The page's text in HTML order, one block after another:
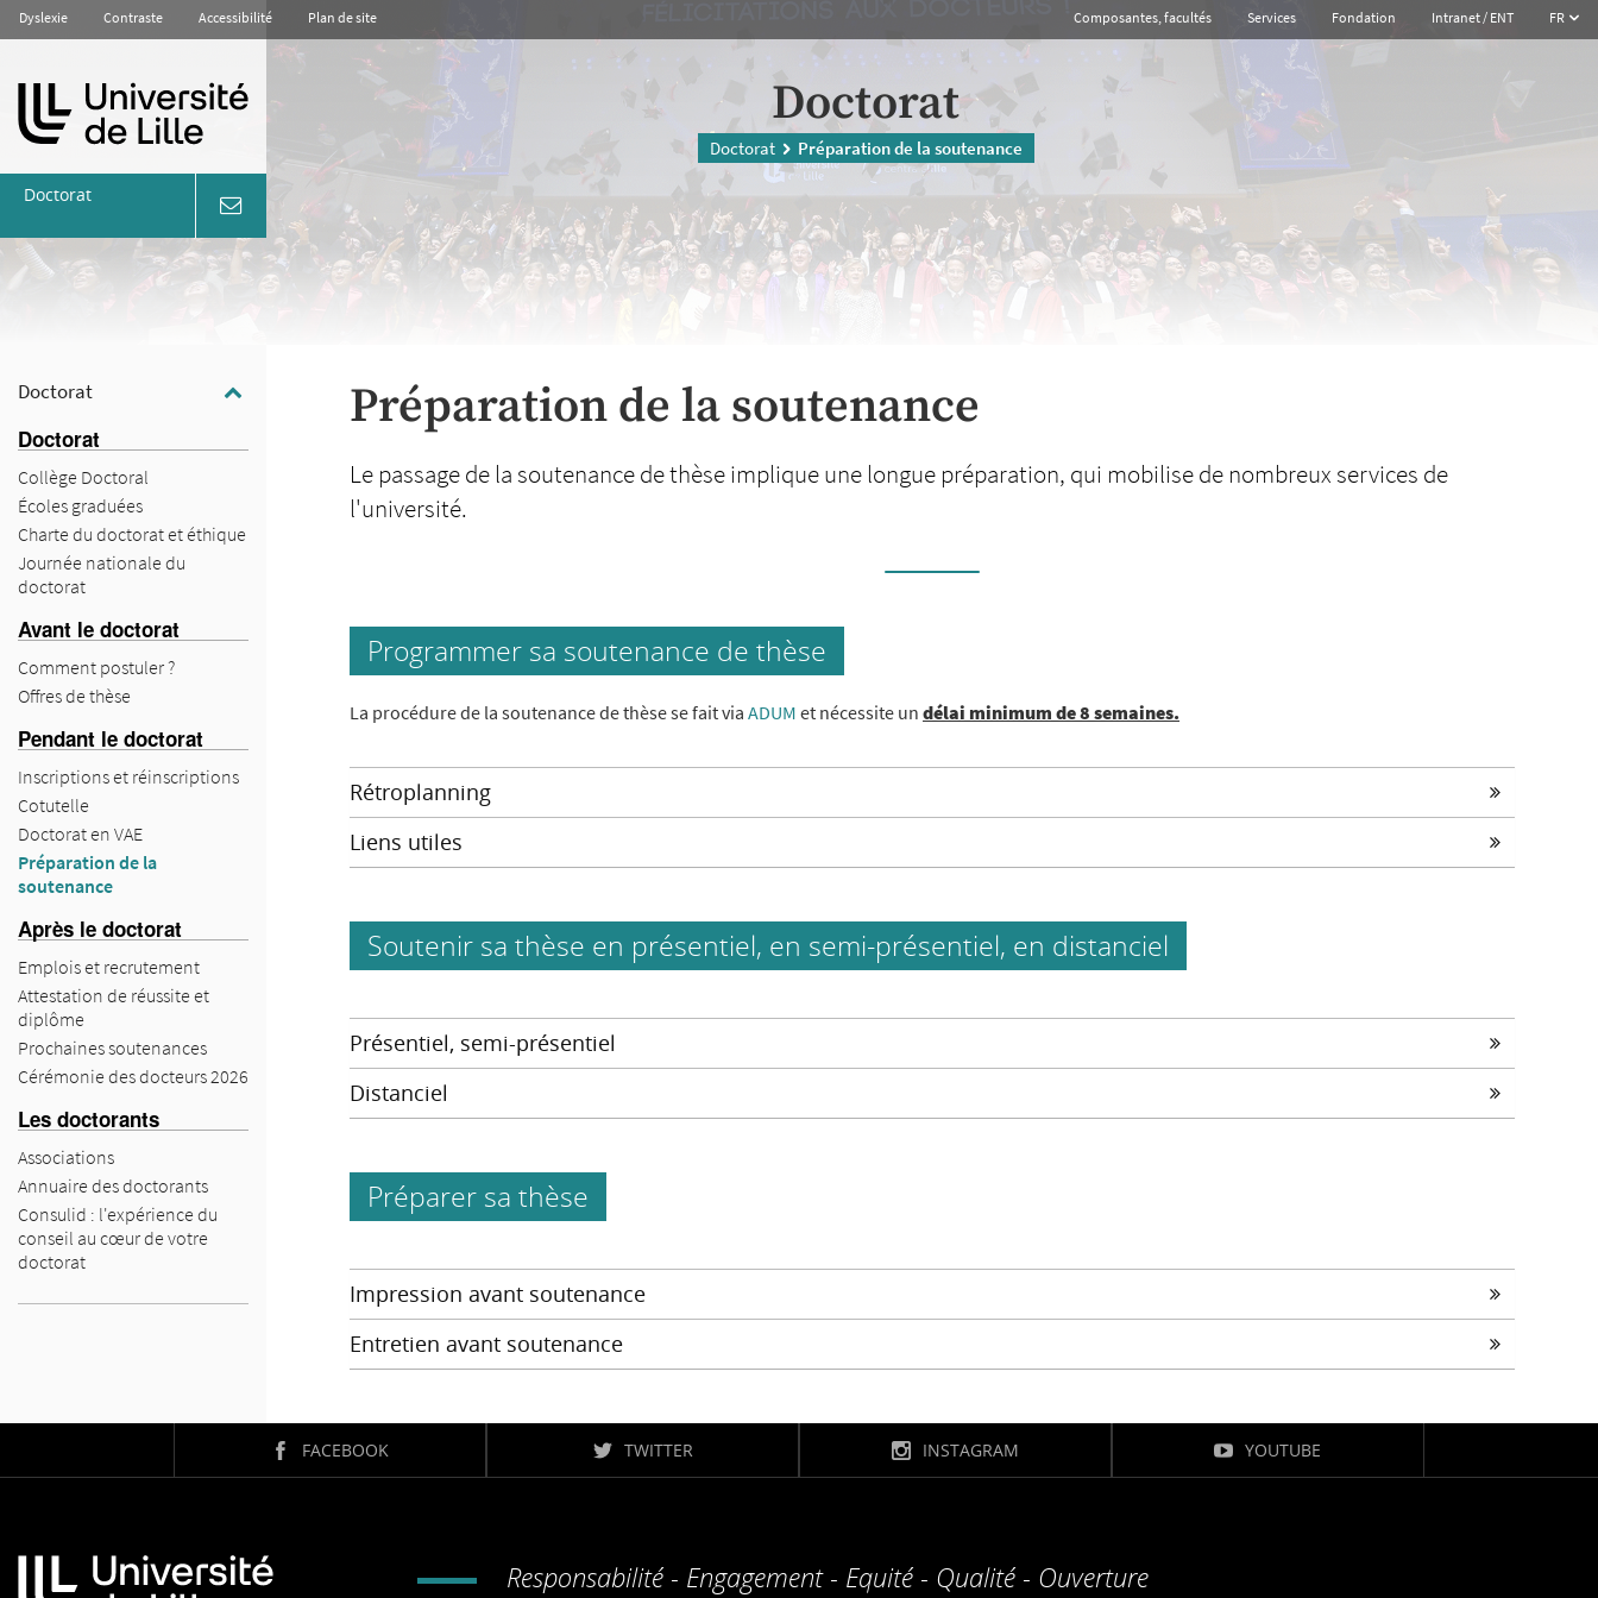
Aller
au
Aller
au
Aller
à
recherche
Dyslexie Contraste Accessibilité Plan de site Composantes, facultés Services Fondation Intranet / ENT FR
Doctorat
coordonnées
&
contact
Doctorat
Doctorat Préparation de la soutenance
Doctorat
Doctorat
Collège Doctoral
Écoles graduées
Charte du doctorat et éthique
Journée nationale du
doctorat
Avant le doctorat
Comment postuler ?
Offres de thèse
Pendant le doctorat
Inscriptions et réinscriptions
Cotutelle
Doctorat en VAE
Préparation de la
soutenance
Après le doctorat
Emplois et recrutement
Attestation de réussite et
diplôme
Prochaines soutenances
Cérémonie des docteurs 2026
Les doctorants
Associations
Annuaire des doctorants
Consulid : l'expérience du
conseil au cœur de votre
doctorat
Préparation de la soutenance
Le passage de la soutenance de thèse implique une longue préparation, qui mobilise de nombreux services de
l'université.
Programmer sa soutenance de thèse
La procédure de la soutenance de thèse se fait via ADUM et nécessite un délai minimum de 8 semaines.
Rétroplanning
Liens utiles
Soutenir sa thèse en présentiel, en semi-présentiel, en distanciel
Présentiel, semi-présentiel
Distanciel
Préparer sa thèse
Impression avant soutenance
Entretien avant soutenance
FACEBOOK TWITTER INSTAGRAM YOUTUBE
Responsabilité - Engagement - Equité - Qualité - Ouverture